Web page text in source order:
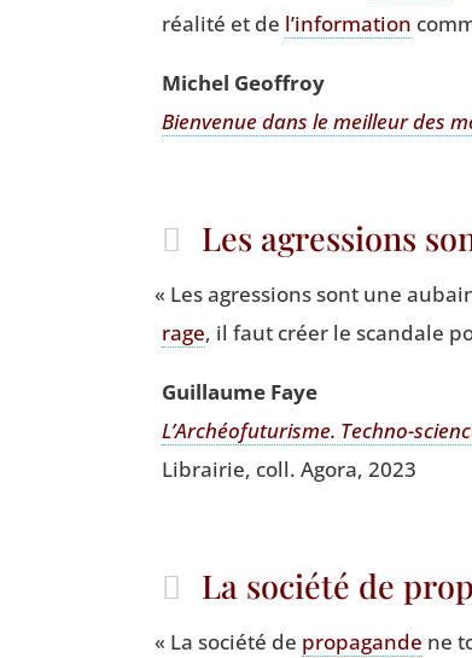
réa­li­té et de l’information
Michel Geof­froy
Bien­ve­nue dans le meilleur des
Les agressions
« Les agres­sions sont une
rage, il faut créer le scan­dale
Guillaume Faye
L’Archéofuturisme. Tech­no-
Librai­rie, coll. Ago­ra, 2023
La société de
« La socié­té de pro­pa­gande ne